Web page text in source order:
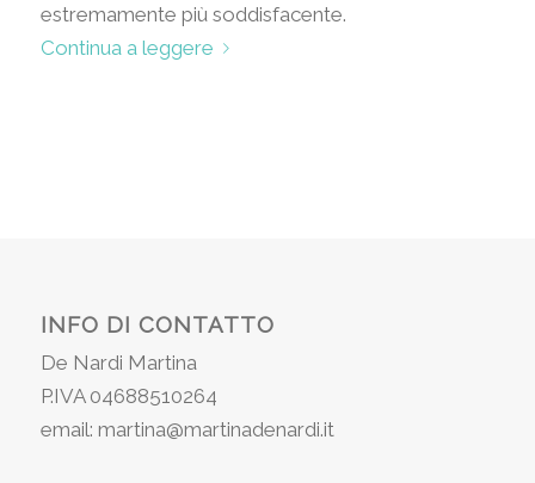
estremamente più soddisfacente.
Continua a leggere
INFO DI CONTATTO
De Nardi Martina
P.IVA 04688510264
email: martina@martinadenardi.it